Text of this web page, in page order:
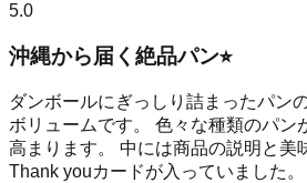
5.0
沖縄から届く絶品パン⭐︎
ダンボールにぎっしり詰まったパン
ボリュームです。 色々な種類のパン
高まります。 中には商品の説明と美
Thank youカードが入っていました